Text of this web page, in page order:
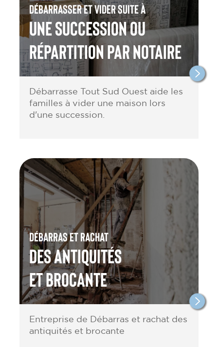
Débarrasser et vider suite à
une Succession ou
répartition par notaire
Débarrasse Tout Sud Ouest aide les
familles à vider une maison lors
d'une succession.
Débarras et rachat
des antiquités
et brocante
Entreprise de Débarras et rachat des
antiquités et brocante